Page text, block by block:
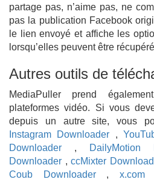
partage pas, n’aime pas, ne
pas la publication Facebook
le lien envoyé et affiche les
lorsqu’elles peuvent être
Autres outils de
MediaPuller prend
plateformes vidéo. Si vous
depuis un autre site, vous
Instagram Downloader ,
Downloader , DailyMotion
Downloader ,ccMixter
Coub Downloader,x.com